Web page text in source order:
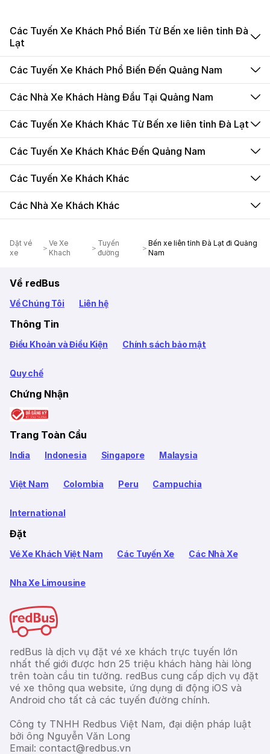
Các Tuyến Xe Khách Phổ Biến Từ Bến xe liên tỉnh Đà
Lạt
Các Tuyến Xe Khách Phổ Biến Đến Quảng Nam
Các Nhà Xe Khách Hàng Đầu Tại Quảng Nam
Các Tuyến Xe Khách Khác Từ Bến xe liên tỉnh Đà Lạt
Các Tuyến Xe Khách Khác Đến Quảng Nam
Các Tuyến Xe Khách Khác
Các Nhà Xe Khách Khác
Dặt vé
xe
Ve Xe
Khach
Tuyến
đường
Bến xe liên tỉnh Đà Lạt đi Quảng
Nam
Về redBus
Về Chúng Tôi Liên hệ
Thông Tin
Điều Khoản và Điều Kiện Chính sách bảo mật
Quy chế
Chứng Nhận
Trang Toàn Cầu
India Indonesia Singapore Malaysia
Việt Nam Colombia Peru Campuchia
International
Đặt
Vé Xe Khách Việt Nam Các Tuyến Xe Các Nhà Xe
Nha Xe Limousine
redBus là dịch vụ đặt vé xe khách trực tuyến lớn
nhất thế giới được hơn 25 triệu khách hàng hài lòng
trên toàn cầu tin tưởng. redBus cung cấp dịch vụ đặt
vé xe thông qua website, ứng dụng di động iOS và
Android cho tất cả các tuyến đường chính.
Công ty TNHH Redbus Việt Nam, đại diện pháp luật
bởi ông Nguyễn Văn Long
Email: contact@redbus.vn